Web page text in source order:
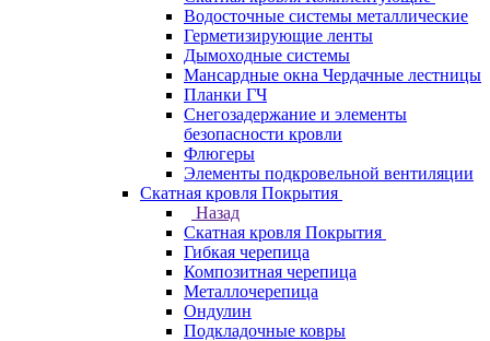
Водосточные системы металлические
Герметизирующие ленты
Дымоходные системы
Мансардные окна Чердачные лестницы
Планки ГЧ
Снегозадержание и элементы
безопасности кровли
Флюгеры
Элементы подкровельной вентиляции
Скатная кровля Покрытия
Назад
Скатная кровля Покрытия
Гибкая черепица
Композитная черепица
Металлочерепица
Ондулин
Подкладочные ковры